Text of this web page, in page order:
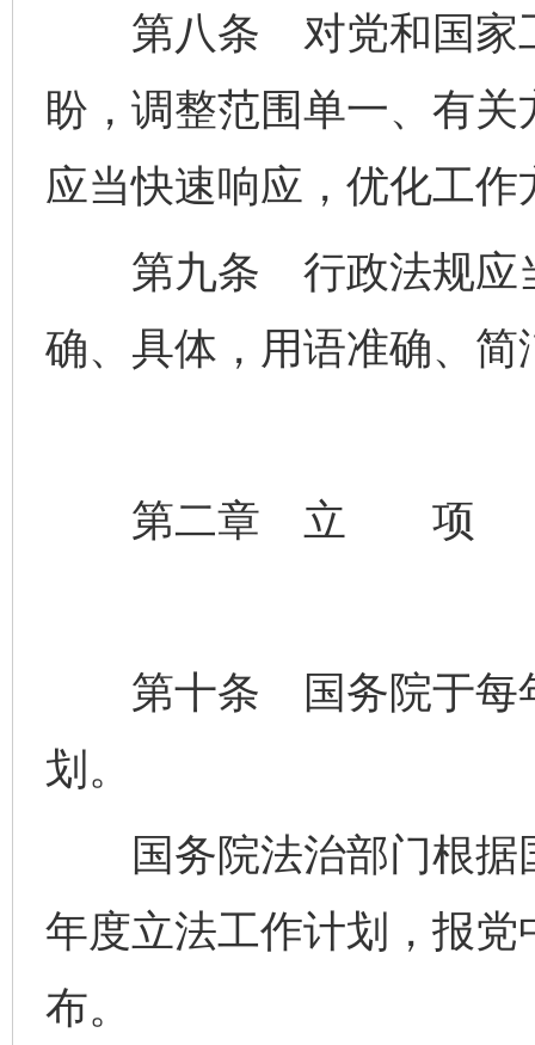
第八条 对党和国家工
盼，调整范围单一、有
应当快速响应，优化工
第九条 行政法规应当
确、具体，用语准确、
第二章 立 项
第十条 国务院于每年
划。
国务院法治部门根据
年度立法工作计划，报
布。